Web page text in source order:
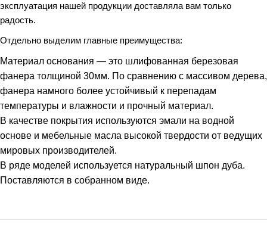
эксплуатация нашей продукции доставляла вам только
радость.
Отдельно выделим главные преимущества:
Материал основания — это шлифованная березовая
фанера толщиной 30мм. По сравнению с массивом дерева,
фанера намного более устойчивый к перепадам
температуры и влажности и прочный материал.
В качестве покрытия используются эмали на водной
основе и мебельные масла высокой твердости от ведущих
мировых производителей.
В ряде моделей используется натуральный шпон дуба.
Поставляются в собранном виде.